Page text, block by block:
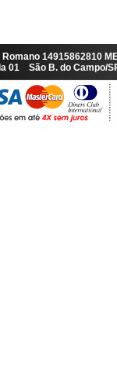
Romano
01 São B. do